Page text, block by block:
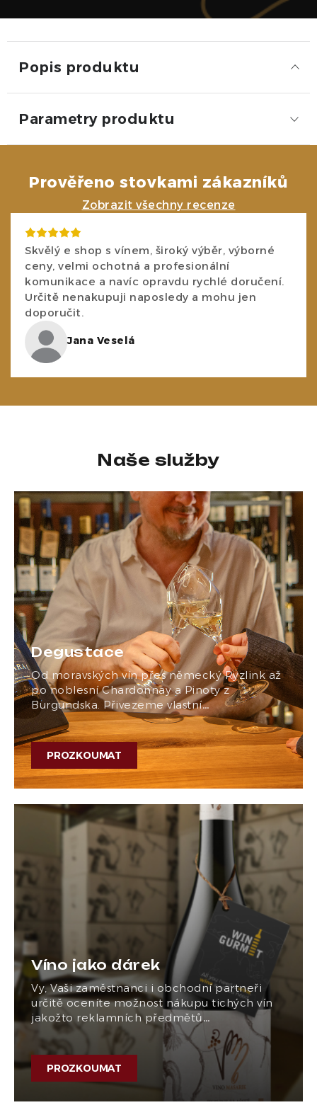
Popis produktu
Parametry produktu
Prověřeno stovkami zákazníků
Zobrazit všechny recenze
Skvělý e shop s vínem, široký výběr, výborné
ceny, velmi ochotná a profesionální
komunikace a navíc opravdu rychlé doručení.
Určitě nenakupuji naposledy a mohu jen
doporučit.
Jana Veselá
Naše služby
Degustace
Od moravských vín přes německý Ryzlink až
po noblesní Chardonnay a Pinoty z
Burgundska. Přivezeme vlastní…
PROZKOUMAT
Víno jako dárek
Vy, Vaši zaměstnanci i obchodní partneři
určitě oceníte možnost nákupu tichých vín
jakožto reklamních předmětů…
PROZKOUMAT